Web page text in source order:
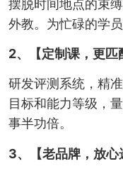
摆脱时间地点的束
外教。为忙碌的学
2、【定制课，更匹
研发评测系统，精
目标和能力等级，
事半功倍。
3、【老品牌，放心